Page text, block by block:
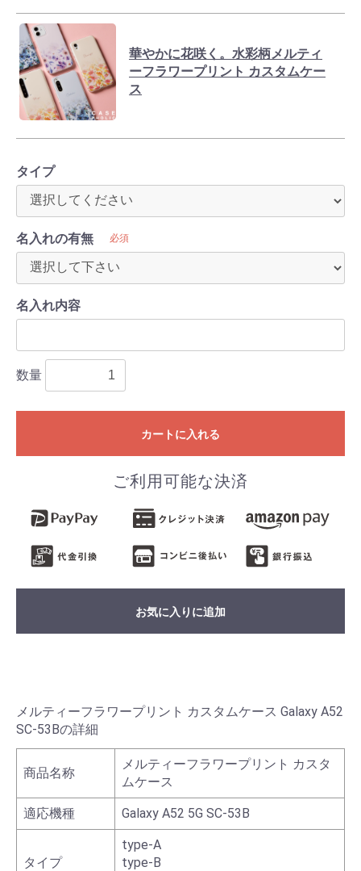
華やかに花咲く。水彩柄メルティ
ーフラワープリント カスタムケー
ス
タイプ
名入れの有無 必須
名入れ内容
数量
カートに入れる
ご利用可能な決済
お気に入りに追加
メルティーフラワープリント カスタムケース Galaxy A52
SC-53Bの詳細
商品名称
メルティーフラワープリント カスタ
ムケース
適応機種 Galaxy A52 5G SC-53B
タイプ
type-A
type-B